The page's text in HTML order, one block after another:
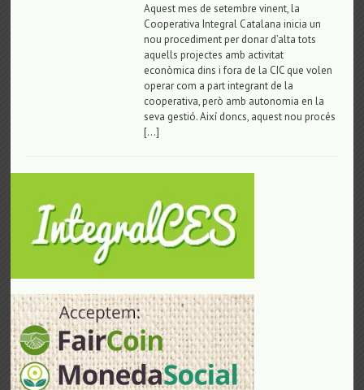
Aquest mes de setembre vinent, la
Cooperativa Integral Catalana inicia un
nou procediment per donar d’alta tots
aquells projectes amb activitat
econòmica dins i fora de la CIC que volen
operar com a part integrant de la
cooperativa, però amb autonomia en la
seva gestió. Així doncs, aquest nou procés
[…]